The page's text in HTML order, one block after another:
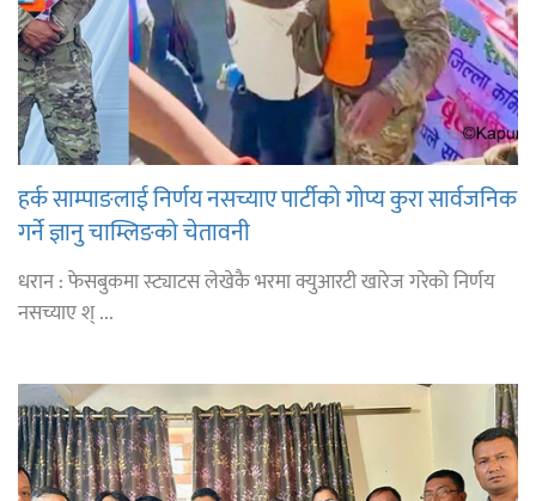
हर्क साम्पाङलाई निर्णय नसच्याए पार्टीको गोप्य कुरा सार्वजनिक
गर्ने ज्ञानु चाम्लिङको चेतावनी
धरान : फेसबुकमा स्ट्याटस लेखेकै भरमा क्युआरटी खारेज गरेको निर्णय
नसच्याए श् ...